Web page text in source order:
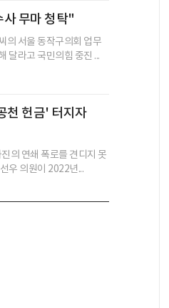
사 무마 청탁"
의 서울 동작구의회 업무
달라고 국민의힘 중진 ...
천 헌금' 터지자
의 연쇄 폭로를 견디지 못
우 의원이 2022년...